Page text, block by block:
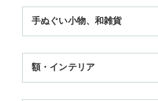
3,300円まで
季節のおすすめ
手ぬぐい小物、和雑貨
扇子
額・インテリア